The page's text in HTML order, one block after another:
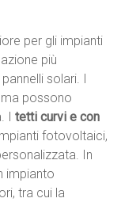
per gli impianti
più
solari. I
possono
Itetti curvi e con
fotovoltaici,
In
impianto
tra cui la